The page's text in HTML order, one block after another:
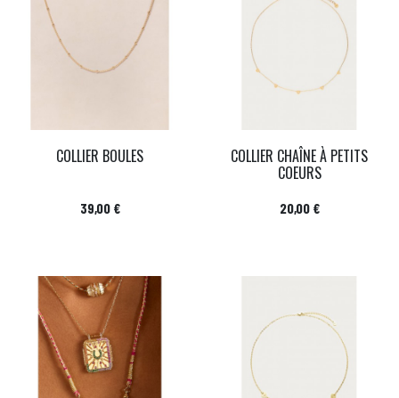
COLLIER BOULES
Prix
39,00 €
COLLIER CHAÎNE À PETITS
COEURS
Prix
20,00 €